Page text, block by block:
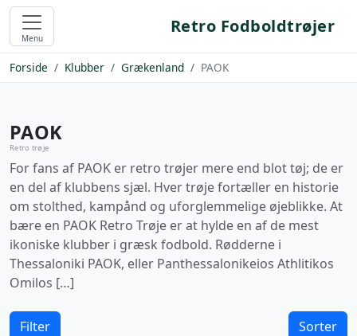
Menu
Retro Fodboldtrøjer
Forside Klubber Grækenland PAOK
PAOK
Retro trøje
For fans af PAOK er retro trøjer mere end blot tøj; de er
en del af klubbens sjæl. Hver trøje fortæller en historie
om stolthed, kampånd og uforglemmelige øjeblikke. At
bære en PAOK Retro Trøje er at hylde en af de mest
ikoniske klubber i græsk fodbold. Rødderne i
Thessaloniki PAOK, eller Panthessalonikeios Athlitikos
Omilos […]
Filter Sorter